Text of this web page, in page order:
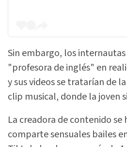
Sin embargo, los
"profesora de inglés" en
y sus videos se tratarían de
clip musical, donde la joven
La creadora de contenido se
comparte sensuales bailes